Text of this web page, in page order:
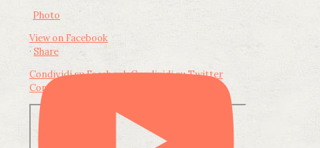
Photo
View on Facebook
· Share
Condividi su FacebookCondividi su Twitter
Condividi su LinkedIn